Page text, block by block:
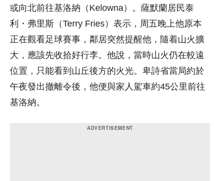
或向北前往基洛納（Kelowna）。薩默蘭居民泰
利・弗里斯（Terry Fries）表示，周五晚上他原本
正在觀看足球賽事，鄰居突然提醒他，隨着山火擴
大，應該先收拾好行李。他說，當時山火仍在較遠
位置，只能看到山丘後方的火光。卑詩省當局約於
午夜發出撤離令後，他便與家人駕車約45公里前往
基洛納。